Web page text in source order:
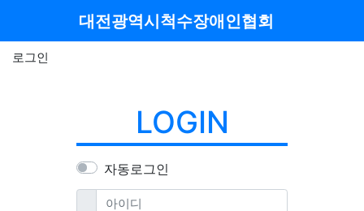
대전광역시척수장애인협회
로그인
LOGIN
자동로그인
아이디필수